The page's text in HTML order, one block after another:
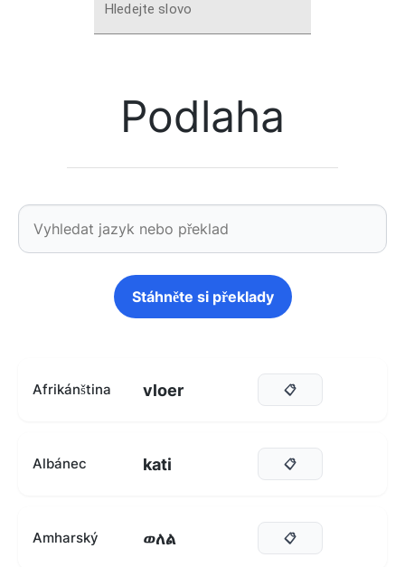
Hledejte slovo
Podlaha
Stáhněte si překlady
Afrikánština vloer 📋
Albánec kati 📋
Amharský ወለል 📋